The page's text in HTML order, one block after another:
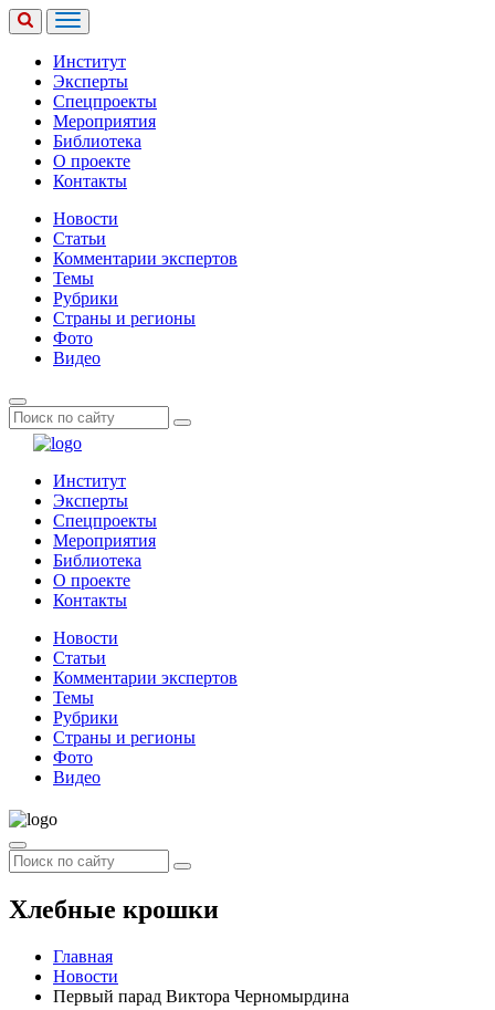
Институт
Эксперты
Спецпроекты
Мероприятия
Библиотека
О проекте
Контакты
Новости
Статьи
Комментарии экспертов
Темы
Рубрики
Страны и регионы
Фото
Видео
Институт
Эксперты
Спецпроекты
Мероприятия
Библиотека
О проекте
Контакты
Новости
Статьи
Комментарии экспертов
Темы
Рубрики
Страны и регионы
Фото
Видео
Хлебные крошки
Главная
Новости
Первый парад Виктора Черномырдина